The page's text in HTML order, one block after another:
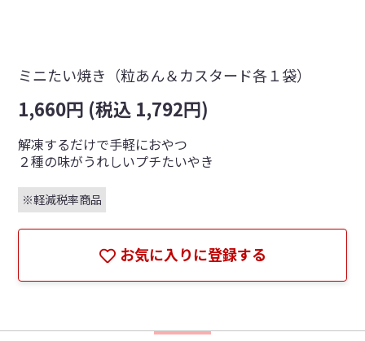
ミニたい焼き（粒あん＆カスタード各１袋）
1,660円 (税込 1,792円)
解凍するだけで手軽におやつ
２種の味がうれしいプチたいやき
※軽減税率商品
お気に入りに登録する